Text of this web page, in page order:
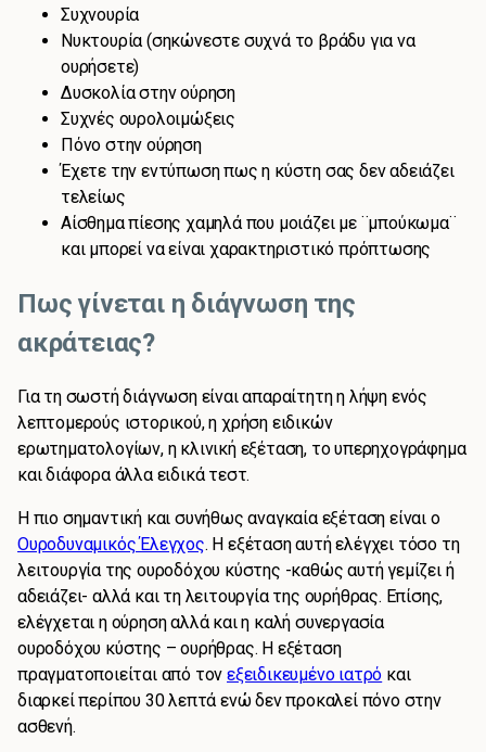
Συχνουρία
Νυκτουρία (σηκώνεστε συχνά το βράδυ για να
ουρήσετε)
Δυσκολία στην ούρηση
Συχνές ουρολοιμώξεις
Πόνο στην ούρηση
Έχετε την εντύπωση πως η κύστη σας δεν αδειάζει
τελείως
Αίσθημα πίεσης χαμηλά που μοιάζει με ¨μπούκωμα¨
και μπορεί να είναι χαρακτηριστικό πρόπτωσης
Πως γίνεται η διάγνωση της
ακράτειας?
Για τη σωστή διάγνωση είναι απαραίτητη η λήψη ενός
λεπτομερούς ιστορικού, η χρήση ειδικών
ερωτηματολογίων, η κλινική εξέταση, το υπερηχογράφημα
και διάφορα άλλα ειδικά τεστ.
Η πιο σημαντική και συνήθως αναγκαία εξέταση είναι ο
Ουροδυναμικός Έλεγχος. Η εξέταση αυτή ελέγχει τόσο τη
λειτουργία της ουροδόχου κύστης -καθώς αυτή γεμίζει ή
αδειάζει- αλλά και τη λειτουργία της ουρήθρας. Επίσης,
ελέγχεται η ούρηση αλλά και η καλή συνεργασία
ουροδόχου κύστης – ουρήθρας. Η εξέταση
πραγματοποιείται από τονεξειδικευμένο ιατρό και
διαρκεί περίπου 30 λεπτά ενώ δεν προκαλεί πόνο στην
ασθενή.